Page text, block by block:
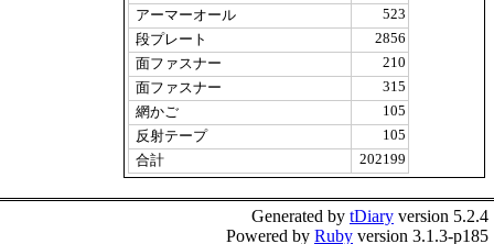
アーマーオール
523
段プレート
2856
面ファスナー
210
面ファスナー
315
網かご
105
反射テープ
105
合計
202199
Generated by tDiary version 5.2.4
Powered by Ruby version 3.1.3-p185